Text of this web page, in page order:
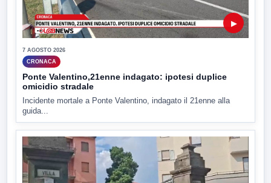
▶
7 AGOSTO 2026
CRONACA
Ponte Valentino,21enne indagato: ipotesi duplice
omicidio stradale
Incidente mortale a Ponte Valentino, indagato il 21enne alla
guida...